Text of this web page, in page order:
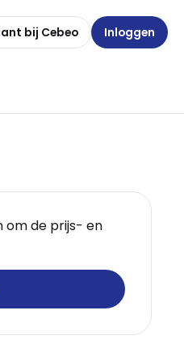
bij Cebeo Inloggen
om de prijs- en